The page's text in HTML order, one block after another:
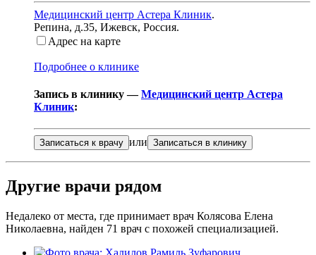
Медицинский центр Астера Клиник.
Репина, д.35, Ижевск, Россия.
Адрес на карте
Подробнее о клинике
Запись в клинику —Медицинский центр Астера
Клиник:
Записаться к врачу или Записаться в клинику
Другие врачи рядом
Недалеко от места, где принимает врач Колясова Елена
Николаевна, найден 71 врач с похожей специализацией.